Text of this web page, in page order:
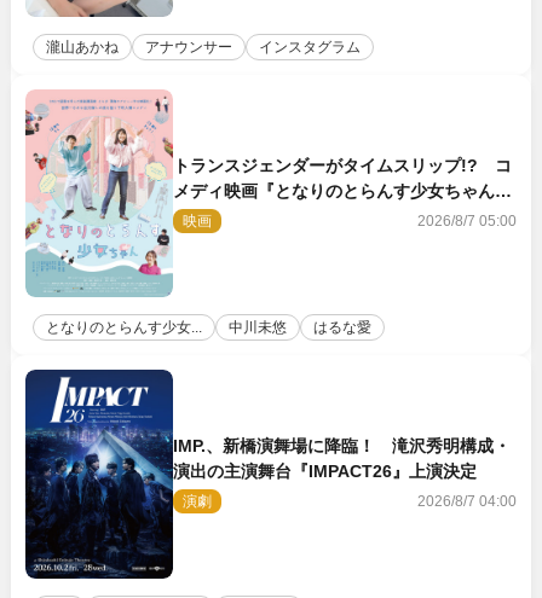
瀧山あかね アナウンサー インスタグラム
トランスジェンダーがタイムスリップ!? コ
メディ映画『となりのとらんす少女ちゃん』
11.7公開決定
映画 2026/8/7 05:00
となりのとらんす少女... 中川未悠 はるな愛
IMP.、新橋演舞場に降臨！ 滝沢秀明構成・
演出の主演舞台『IMPACT26』上演決定
演劇 2026/8/7 04:00